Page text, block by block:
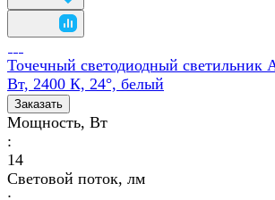
Точечный светодиодный светильник
Вт, 2400 К, 24°, белый
Заказать
Мощность, Вт
:
14
Световой поток, лм